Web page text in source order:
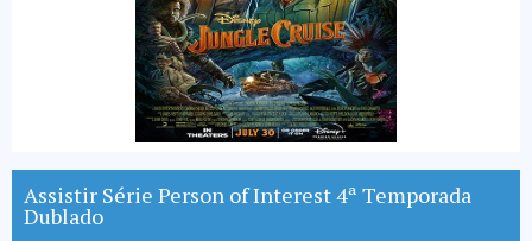
Assistir Série Person of Interest 4ª Temporada
Dublado